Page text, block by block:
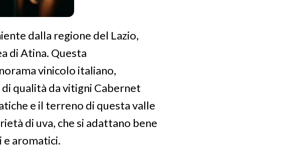
dalla regione del Lazio,
di Atina. Questa
vinicolo italiano,
qualità da vitigni Cabernet
e il terreno di questa valle
di uva, che si adattano bene
aromatici.